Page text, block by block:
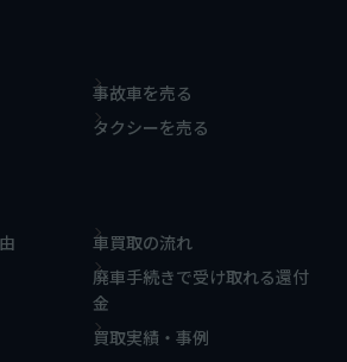
事故車を売る
タクシーを売る
車買取の流れ
廃車手続きで受け取れる還付
金
買取実績・事例